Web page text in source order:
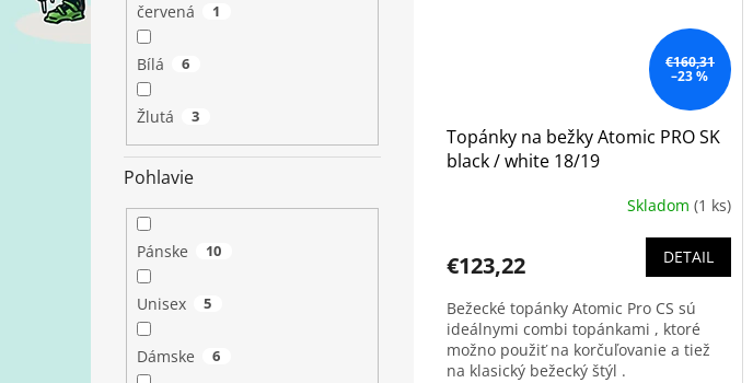
červená 1
Bílá 6
Žlutá 3
Pohlavie
Pánske 10
Unisex 5
Dámske 6
€160,31
–23 %
Topánky na bežky Atomic PRO SK
black / white 18/19
Skladom (1 ks)
€123,22 DETAIL
Bežecké topánky Atomic Pro CS sú
ideálnymi combi topánkami , ktoré
možno použiť na korčuľovanie a tiež
na klasický bežecký štýl .